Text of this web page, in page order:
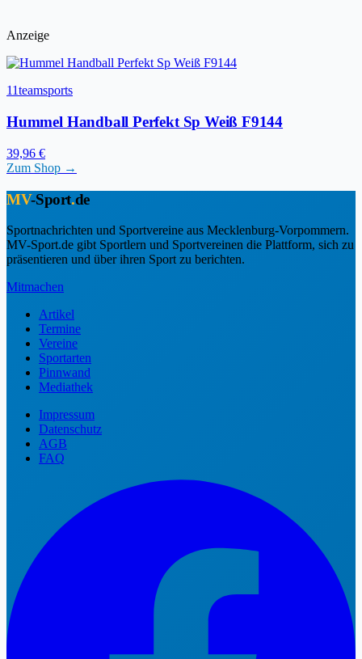
Anzeige
11teamsports
Hummel Handball Perfekt Sp Weiß F9144
39,96 €
Zum Shop →
MV-Sport.de
Sportnachrichten und Sportvereine aus Mecklenburg-Vorpommern.
MV-Sport.de gibt Sportlern und Sportvereinen die Plattform, sich zu
präsentieren und über ihren Sport zu berichten.
Mitmachen
Artikel
Termine
Vereine
Sportarten
Pinnwand
Mediathek
Impressum
Datenschutz
AGB
FAQ